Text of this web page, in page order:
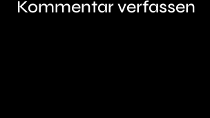
Kommentar verfassen